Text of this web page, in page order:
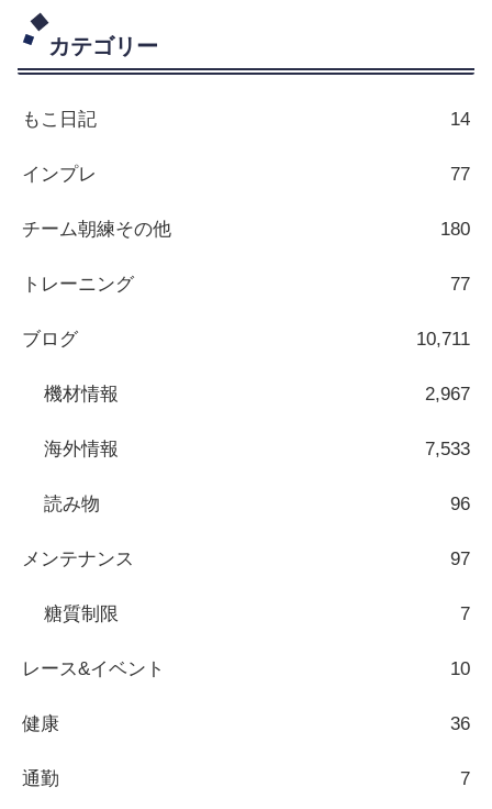
カテゴリー
もこ日記 14
インプレ 77
チーム朝練その他 180
トレーニング 77
ブログ 10,711
機材情報 2,967
海外情報 7,533
読み物 96
メンテナンス 97
糖質制限 7
レース&イベント 10
健康 36
通勤 7